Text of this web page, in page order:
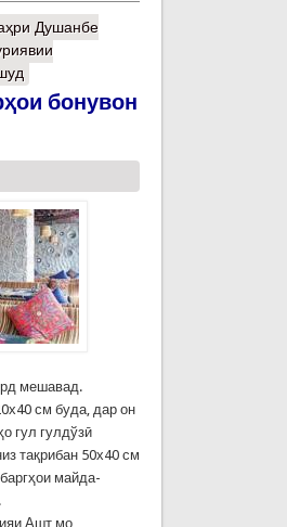
Душанбе
бонувон
мешавад.
см буда, дар он
гул гулдўзӣ
тақрибан 50х40 см
майда-
Ашт мо